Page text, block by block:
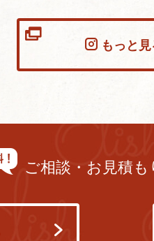
もっと見
ご相談・お見積も